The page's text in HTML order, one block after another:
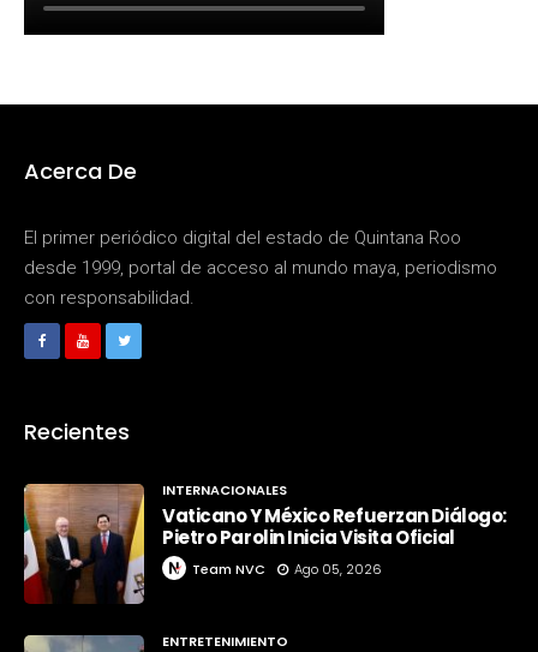
Acerca De
El primer periódico digital del estado de Quintana Roo
desde 1999, portal de acceso al mundo maya, periodismo
con responsabilidad.
Recientes
INTERNACIONALES
Vaticano Y México Refuerzan Diálogo:
Pietro Parolin Inicia Visita Oficial
Team NVC Ago 05, 2026
ENTRETENIMIENTO